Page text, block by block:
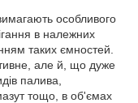
особливого
в належних
таких ємностей.
але й, що дуже
палива,
тощо, в об'ємах